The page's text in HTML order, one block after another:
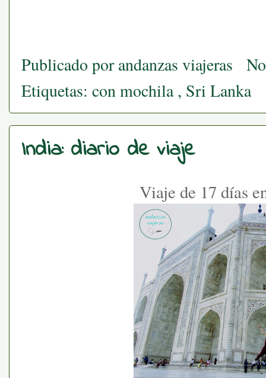
Publicado porandanzas viajeras
Etiquetas: con mochila, Sri Lanka
India: diario de viaje
Viaje de 17 días